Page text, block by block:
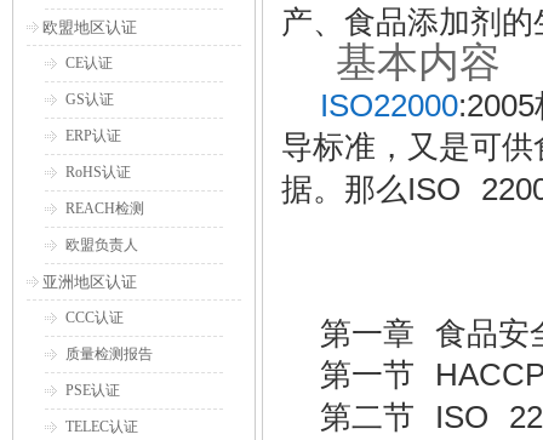
欧盟地区认证
CE认证
GS认证
ERP认证
RoHS认证
REACH检测
欧盟负责人
亚洲地区认证
CCC认证
质量检测报告
PSE认证
TELEC认证
产、食品添加剂
基本内容
ISO22000:2005
导标准，又是可
据。那么ISO
第一章 食品安
第一节
第二节 ISO